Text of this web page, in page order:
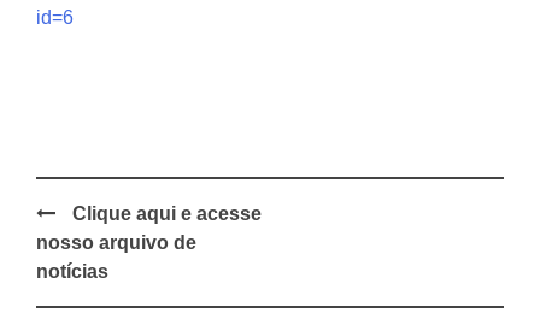
id=6
Post
navigation
Clique aqui e acesse
nosso arquivo de
notícias